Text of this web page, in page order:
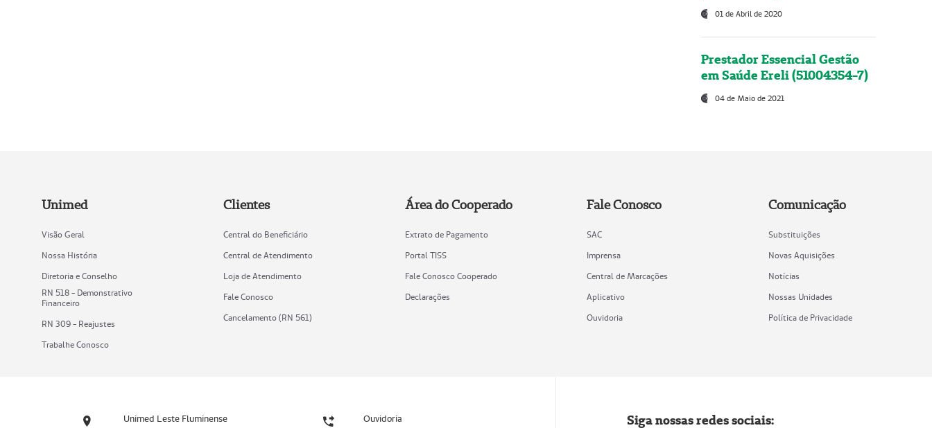
01 de Abril de 2020
Prestador Essencial Gestão
em Saúde Ereli (51004354-7)
04 de Maio de 2021
Unimed
Visão Geral
Nossa História
Diretoria e Conselho
RN 518 - Demonstrativo
Financeiro
RN 309 - Reajustes
Trabalhe Conosco
Clientes
Central do Beneficiário
Central de Atendimento
Loja de Atendimento
Fale Conosco
Cancelamento (RN 561)
Área do Cooperado
Extrato de Pagamento
Portal TISS
Fale Conosco Cooperado
Declarações
Fale Conosco
SAC
Imprensa
Central de Marcações
Aplicativo
Ouvidoria
Comunicação
Substituições
Novas Aquisições
Notícias
Nossas Unidades
Política de Privacidade
Unimed Leste Fluminense Ouvidoria Siga nossas redes sociais: